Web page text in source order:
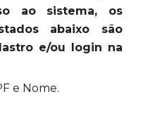
ao sistema, os
abaixo são
e/ou login na
e Nome.